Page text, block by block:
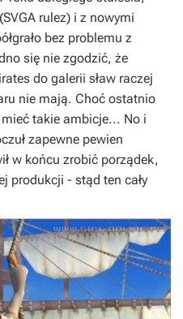
rulez) i z nowymi
bez problemu z
się nie zgodzić, że
do galerii sław raczej
nie mają. Choć ostatnio
takie ambicje... No i
zapewne pewien
w końcu zrobić porządek,
produkcji - stąd ten cały